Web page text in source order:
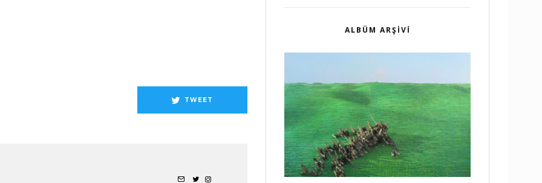
TWEET
ALBÜM ARŞIVI